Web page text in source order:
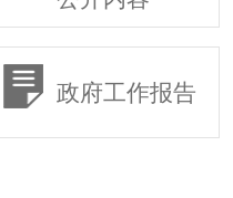
政府工作报告